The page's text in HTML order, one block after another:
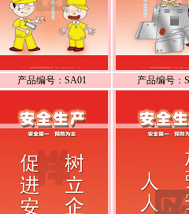
产品编号：SA01 产品编号：